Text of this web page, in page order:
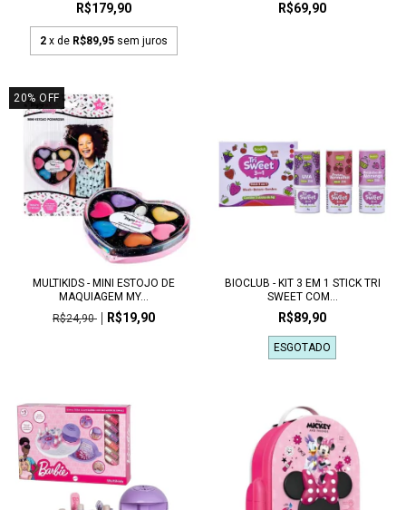
R$179,90
2 x de R$89,95 sem juros
R$69,90
20% OFF
MULTIKIDS - MINI ESTOJO DE
MAQUIAGEM MY...
R$24,90
R$19,90
BIOCLUB - KIT 3 EM 1 STICK TRI
SWEET COM...
R$89,90
ESGOTADO